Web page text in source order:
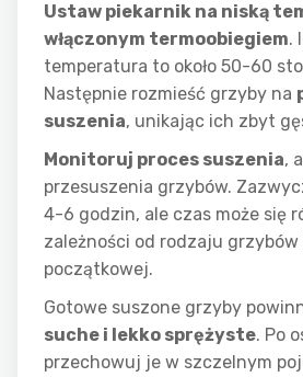
Ustaw piekarnik na niską
włączonym termoobiegiem.
temperatura to około 50-60
Następnie rozmieść grzyby na
suszenia, unikając ich zbyt
Monitoruj proces suszenia,
przesuszenia grzybów.
4-6 godzin, ale czas może się
zależności od rodzaju
początkowej.
Gotowe suszone grzyby
suche i lekko sprężyste. Po
przechowuj je w szczelnym